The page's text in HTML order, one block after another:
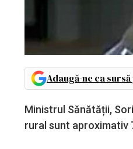
Adaugă-ne ca
Ministrul Sănătății,
rural sunt aproximativ